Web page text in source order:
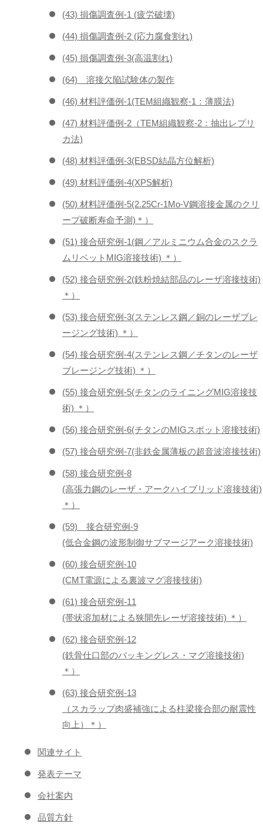
(43) 損傷調査例-1 (疲労破壊)
(44) 損傷調査例-2 (応力腐食割れ)
(45) 損傷調査例-3(高温割れ)
(64) 溶接欠陥試験体の製作
(46) 材料評価例-1(TEM組織観察-1：薄膜法)
(47) 材料評価例-2（TEM組織観察-2：抽出レプリ
カ法)
(48) 材料評価例-3(EBSD結晶方位解析)
(49) 材料評価例-4(XPS解析)
(50) 材料評価例-5(2.25Cr-1Mo-V鋼溶接金属のクリ
ープ破断寿命予測)＊）
(51) 接合研究例-1(鋼／アルミニウム合金のスクラ
ムリベットMIG溶接技術) ＊）
(52) 接合研究例-2(鉄粉焼結部品のレーザ溶接技術)
＊）
(53) 接合研究例-3(ステンレス鋼／銅のレーザブレ
ージング技術) ＊）
(54) 接合研究例-4(ステンレス鋼／チタンのレーザ
ブレージング技術) ＊）
(55) 接合研究例-5(チタンのライニングMIG溶接技
術) ＊）
(56) 接合研究例-6(チタンのMIGスポット溶接技術)
(57) 接合研究例-7(非鉄金属薄板の超音波溶接技術)
(58) 接合研究例-8
(高張力鋼のレーザ・アークハイブリッド溶接技術)
＊）
(59) 接合研究例-9
(低合金鋼の波形制御サブマージアーク溶接技術)
(60) 接合研究例-10
(CMT電源による裏波マグ溶接技術)
(61) 接合研究例-11
(帯状溶加材による狭開先レーザ溶接技術) ＊）
(62) 接合研究例-12
(鉄骨仕口部のバッキングレス・マグ溶接技術)
＊）
(63) 接合研究例-13
（スカラップ肉盛補強による柱梁接合部の耐震性
向上）＊）
関連サイト
発表テーマ
会社案内
品質方針